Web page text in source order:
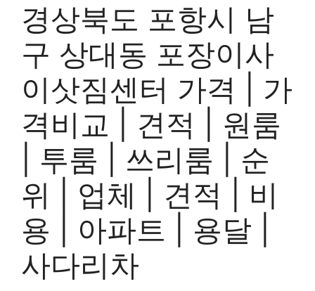
경상북도 포항시 남
구 상대동 포장이사
이삿짐센터 가격 | 가
격비교 | 견적 | 원룸
| 투룸 | 쓰리룸 | 순
위 | 업체 | 견적 | 비
용 | 아파트 | 용달 |
사다리차